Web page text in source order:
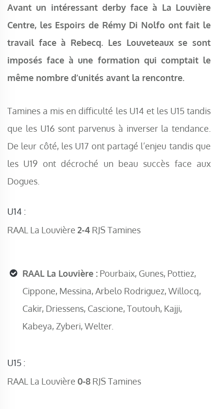
Avant un intéressant derby face à La Louvière
Centre, les Espoirs de Rémy Di Nolfo ont fait le
travail face à Rebecq. Les Louveteaux se sont
imposés face à une formation qui comptait le
même nombre d’unités avant la rencontre.
Tamines a mis en difficulté les U14 et les U15 tandis
que les U16 sont parvenus à inverser la tendance.
De leur côté, les U17 ont partagé l’enjeu tandis que
les U19 ont décroché un beau succès face aux
Dogues.
U14 :
RAAL La Louvière 2-4 RJS Tamines
RAAL La Louvière : Pourbaix, Gunes, Pottiez,
Cippone, Messina, Arbelo Rodriguez, Willocq,
Cakir, Driessens, Cascione, Toutouh, Kajji,
Kabeya, Zyberi, Welter.
U15 :
RAAL La Louvière 0-8 RJS Tamines